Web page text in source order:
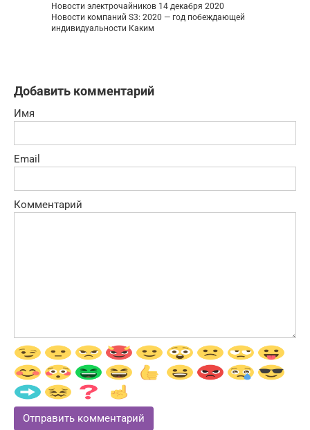
Новости электрочайников 14 декабря 2020
Новости компаний S3: 2020 — год побеждающей
индивидуальности Каким
Добавить комментарий
Имя
Email
Комментарий